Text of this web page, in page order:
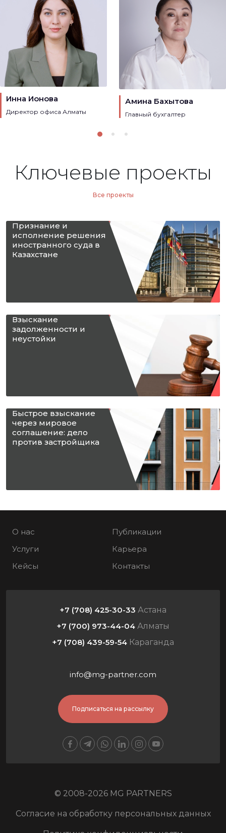
Инна Ионова
Директор офиса Алматы
Амина Бахытова
Главный бухгалтер
Ключевые проекты
Все проекты
Признание и
исполнение решения
иностранного суда в
Казахстане
Взыскание
задолженности и
неустойки
Быстрое взыскание
через мировое
соглашение: дело
против застройщика
О нас
Услуги
Кейсы
Публикации
Карьера
Контакты
+7 (708) 425-30-33 Астана
+7 (700) 973-44-04 Алматы
+7 (708) 439-59-54 Караганда
info@mg-partner.com
Подписаться на рассылку
© 2008-2026 MG PARTNERS
Согласие на обработку персональных данных